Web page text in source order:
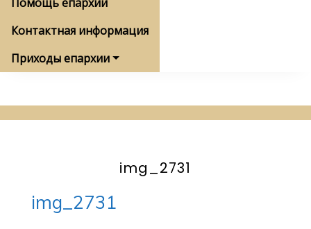
Контактная информация
Приходы епархии
img_2731
img_2731